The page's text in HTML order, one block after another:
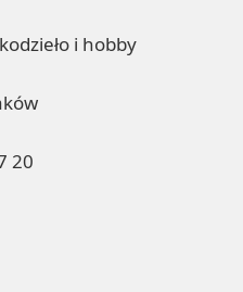
i hobby
20